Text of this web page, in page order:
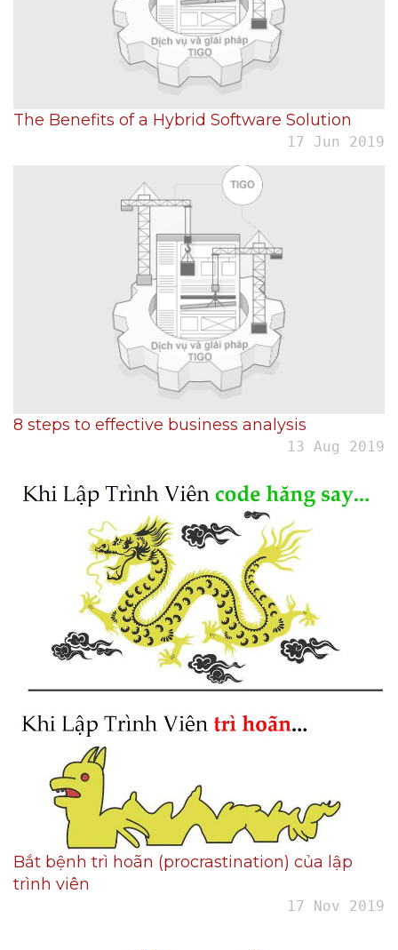
The Benefits of a Hybrid Software Solution
17 Jun 2019
8 steps to effective business analysis
13 Aug 2019
Bắt bệnh trì hoãn (procrastination) của lập
trình viên
17 Nov 2019